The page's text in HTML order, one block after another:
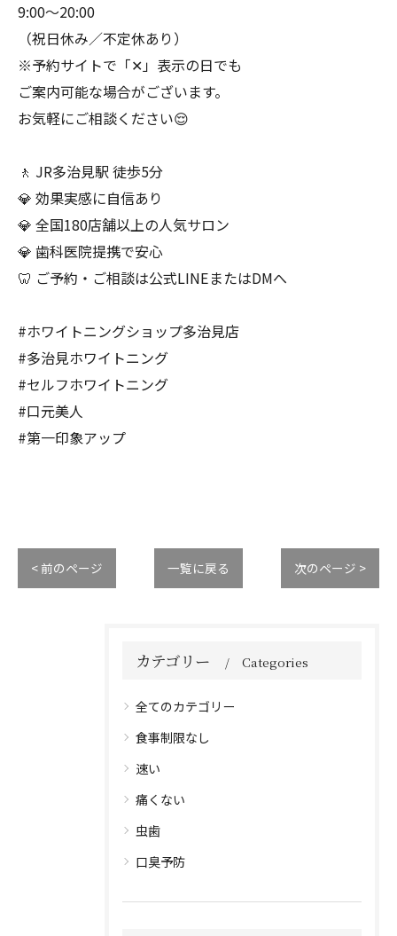
9:00〜20:00
（祝日休み／不定休あり）
※予約サイトで「✕」表示の日でも
ご案内可能な場合がございます。
お気軽にご相談ください😌
🚶 JR多治見駅 徒歩5分
💎 効果実感に自信あり
💎 全国180店舗以上の人気サロン
💎 歯科医院提携で安心
🦷 ご予約・ご相談は公式LINEまたはDMへ
#ホワイトニングショップ多治見店
#多治見ホワイトニング
#セルフホワイトニング
#口元美人
#第一印象アップ
< 前のページ 一覧に戻る 次のページ >
カテゴリー Categories
全てのカテゴリー
食事制限なし
速い
痛くない
虫歯
口臭予防